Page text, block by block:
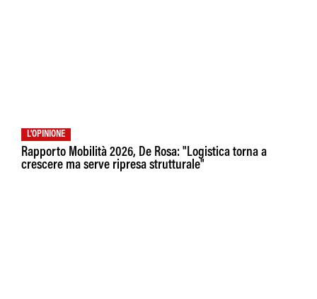
L'OPINIONE
Rapporto Mobilità 2026, De Rosa: "Logistica torna a
crescere ma serve ripresa strutturale"